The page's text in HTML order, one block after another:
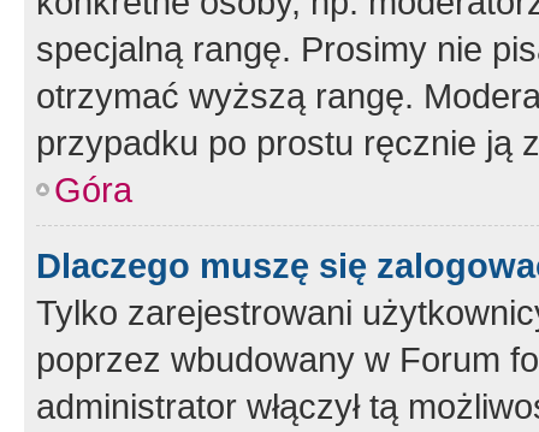
specjalną rangę. Prosimy nie
otrzymać wyższą rangę.
przypadku po prostu ręcznie ją
Góra
Dlaczego muszę się
Tylko zarejestrowani
poprzez wbudowany w Forum
administrator włączył tą